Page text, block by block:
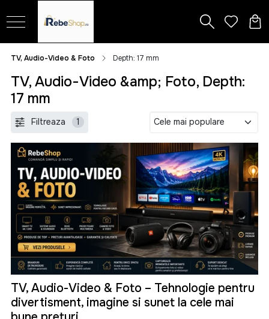
TV, Audio-Video & Foto Depth: 17 mm
TV, Audio-Video &amp; Foto, Depth:
17 mm
Filtreaza 1
TV, Audio-Video & Foto – Tehnologie pentru
divertisment, imagine si sunet la cele mai